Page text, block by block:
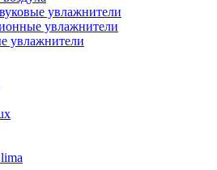
увлажнители
увлажнители
увлажнители